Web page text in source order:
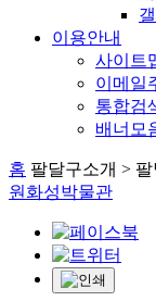
이용안내
사이트
이메일
통합검
배너모
홈 팔달구소개 >
원화성박물관